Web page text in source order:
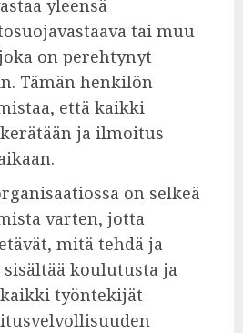
yleensä
tai muu
on perehtynyt
Tämän henkilön
että kaikki
ja ilmoitus
on selkeä
varten, jotta
mitä tehdä ja
koulutusta ja
työntekijät